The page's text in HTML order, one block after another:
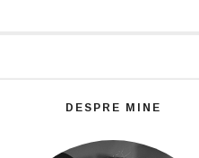
DESPRE MINE